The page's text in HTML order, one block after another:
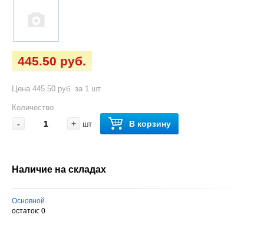
445.50 руб.
Цена 445.50 руб. за 1 шт
Количество
- + шт В корзину
Наличие на складах
Основной
остаток: 0